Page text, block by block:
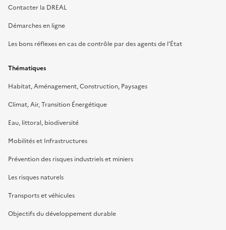
Contacter la DREAL
Démarches en ligne
Les bons réflexes en cas de contrôle par des agents de l’État
Thématiques
Habitat, Aménagement, Construction, Paysages
Climat, Air, Transition Énergétique
Eau, littoral, biodiversité
Mobilités et Infrastructures
Prévention des risques industriels et miniers
Les risques naturels
Transports et véhicules
Objectifs du développement durable